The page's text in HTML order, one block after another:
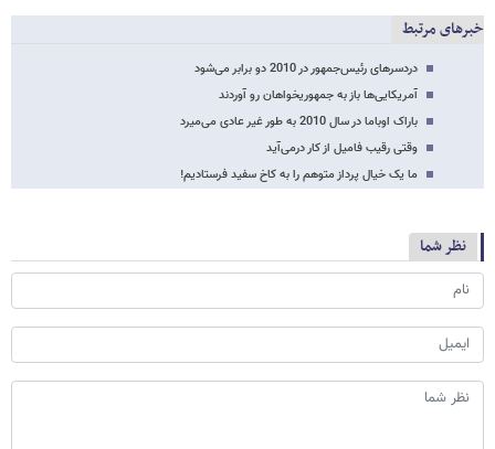
خبرهای مرتبط
دردسرهای رئیس‌جمهور در 2010 دو برابر می‌شود
آمریکایی‌ها باز به جمهوریخواهان رو آوردند
باراک اوباما در سال 2010 به طور غیر عادی می‌میرد
وقتی رقیب فامیل از کار درمی‌آید
ما یک خیال پرداز متوهم را به کاخ سفید فرستادیم!
نظر شما